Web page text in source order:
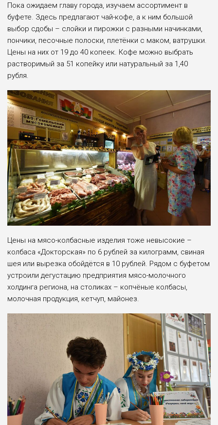
Пока ожидаем главу города, изучаем ассортимент в
буфете. Здесь предлагают чай-кофе, а к ним большой
выбор сдобы – слойки и пирожки с разными начинками,
пончики, песочные полоски, плетёнки с маком, ватрушки.
Цены на них от 19 до 40 копеек. Кофе можно выбрать
растворимый за 51 копейку или натуральный за 1,40
рубля.
Цены на мясо-колбасные изделия тоже невысокие –
колбаса «Докторская» по 6 рублей за килограмм, свиная
шея или вырезка обойдётся в 10 рублей. Рядом с буфетом
устроили дегустацию предприятия мясо-молочного
холдинга региона, на столиках – копчёные колбасы,
молочная продукция, кетчуп, майонез.